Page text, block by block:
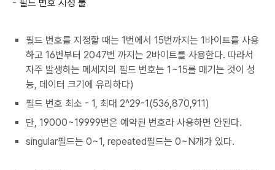
- 필드 번호 지정 룰
필드 번호를 지정할 때는 1번에서 15번까지는 1바이트를 사용
하고 16번부터 2047번 까지는 2바이트를 사용한다. 따라서
자주 발생하는 메세지의 필드 번호는 1~15를 매기는 것이 성
능, 데이터 크기에 유리하다)
필드 번호 최소 - 1, 최대 2^29-1(536,870,911)
단, 19000~19999번은 예약된 번호라 사용하면 안된다.
singular필드는 0~1, repeated필드는 0~N개가 있다.